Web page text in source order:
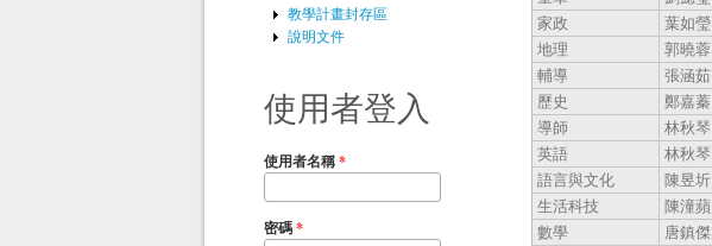
教學計畫封存區
說明文件
使用者登入
使用者名稱*
密碼*
家政
葉如瑩
地理
郭曉蓉
輔導
張涵茹
歷史
鄭嘉蓁
導師
林秋琴
英語
林秋琴
語言與文化
陳昱圻
生活科技
陳潼蘋
數學
唐鎮傑